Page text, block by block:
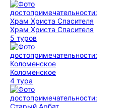
Храм Христа Спасителя
5 туров
Коломенское
4 тура